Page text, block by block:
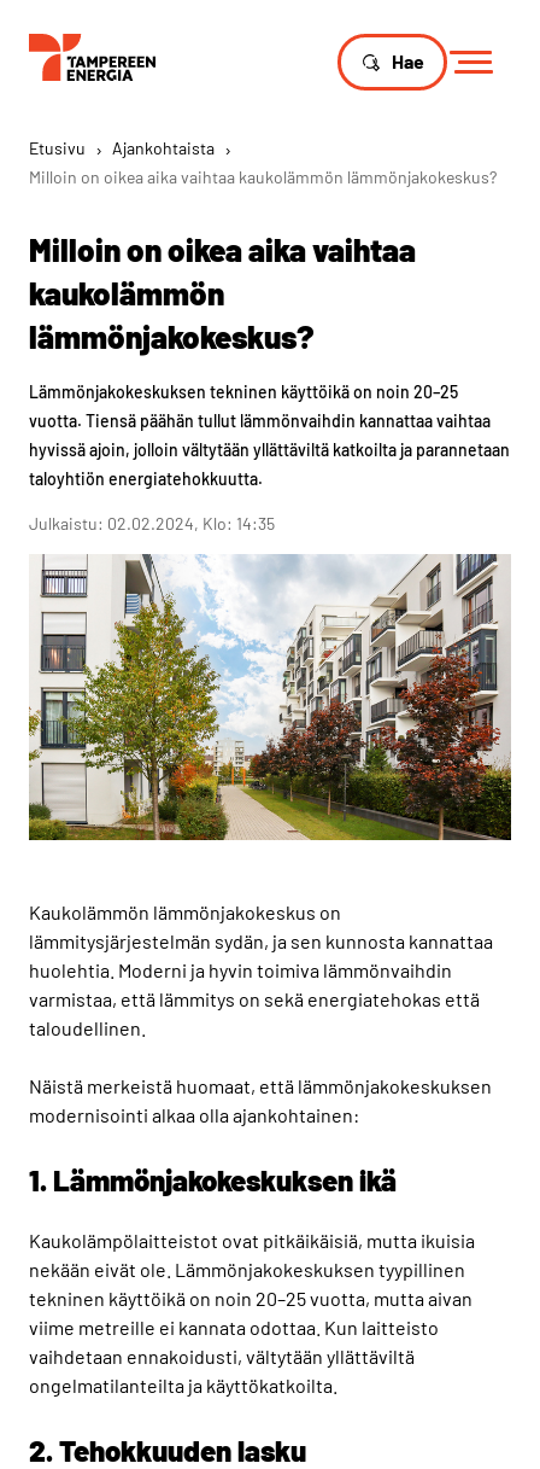
Hae
Etusivu › Ajankohtaista ›
Milloin on oikea aika vaihtaa kaukolämmön lämmönjakokeskus?
Milloin on oikea aika vaihtaa
kaukolämmön
lämmönjakokeskus?
Lämmönjakokeskuksen tekninen käyttöikä on noin 20–25
vuotta. Tiensä päähän tullut lämmönvaihdin kannattaa vaihtaa
hyvissä ajoin, jolloin vältytään yllättäviltä katkoilta ja parannetaan
taloyhtiön energiatehokkuutta.
Julkaistu: 02.02.2024, Klo: 14:35
Kaukolämmön lämmönjakokeskus on
lämmitysjärjestelmän sydän, ja sen kunnosta kannattaa
huolehtia. Moderni ja hyvin toimiva lämmönvaihdin
varmistaa, että lämmitys on sekä energiatehokas että
taloudellinen.
Näistä merkeistä huomaat, että lämmönjakokeskuksen
modernisointi alkaa olla ajankohtainen:
1. Lämmönjakokeskuksen ikä
Kaukolämpölaitteistot ovat pitkäikäisiä, mutta ikuisia
nekään eivät ole. Lämmönjakokeskuksen tyypillinen
tekninen käyttöikä on noin 20–25 vuotta, mutta aivan
viime metreille ei kannata odottaa. Kun laitteisto
vaihdetaan ennakoidusti, vältytään yllättäviltä
ongelmatilanteilta ja käyttökatkoilta.
2. Tehokkuuden lasku